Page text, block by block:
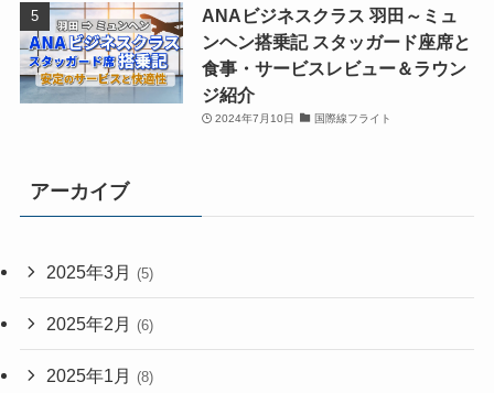
ANAビジネスクラス 羽田～ミュ
ンヘン搭乗記 スタッガード座席と
食事・サービスレビュー＆ラウン
ジ紹介
2024年7月10日 国際線フライト
アーカイブ
2025年3月 (5)
2025年2月 (6)
2025年1月 (8)